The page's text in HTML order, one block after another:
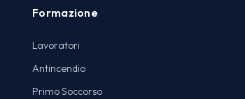
Formazione
Lavoratori
Antincendio
Primo Soccorso